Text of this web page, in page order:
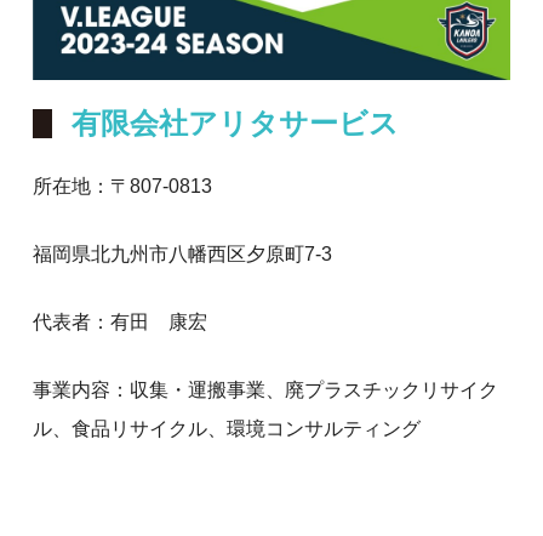
有限会社アリタサービス
所在地：〒807-0813
福岡県北九州市八幡西区夕原町7-3
代表者：有田 康宏
事業内容：収集・運搬事業、廃プラスチックリサイク
ル、食品リサイクル、環境コンサルティング